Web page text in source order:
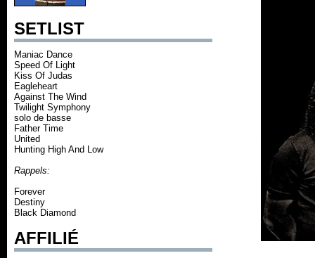
SETLIST
Maniac Dance
Speed Of Light
Kiss Of Judas
Eagleheart
Against The Wind
Twilight Symphony
solo de basse
Father Time
United
Hunting High And Low
Rappels:
Forever
Destiny
Black Diamond
AFFILIÉ